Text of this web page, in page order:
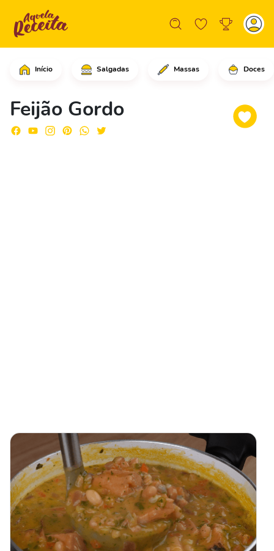
Início Salgadas Massas Doces
Feijão Gordo
Comece cortando as fatias grossas